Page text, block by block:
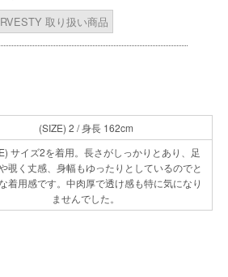
取り扱い商品
(SIZE) 2 / 身長 162cm
サイズ2を着用。長さがしっかりとあり、足
覗く丈感、身幅もゆったりとしているのでと
着用感です。中肉厚で透け感も特に気になり
ませんでした。